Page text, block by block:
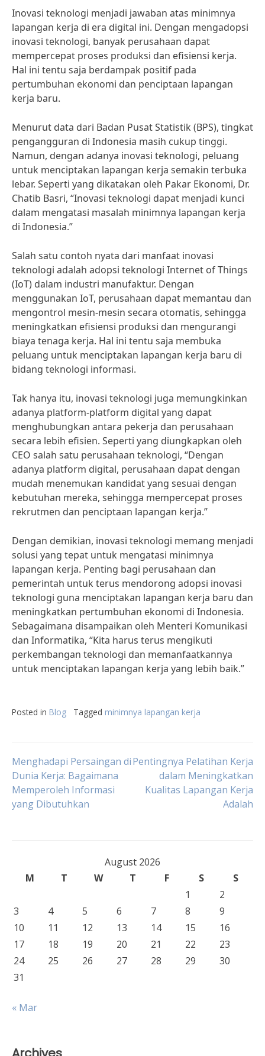
Inovasi teknologi menjadi jawaban atas minimnya
lapangan kerja di era digital ini. Dengan mengadopsi
inovasi teknologi, banyak perusahaan dapat
mempercepat proses produksi dan efisiensi kerja.
Hal ini tentu saja berdampak positif pada
pertumbuhan ekonomi dan penciptaan lapangan
kerja baru.
Menurut data dari Badan Pusat Statistik (BPS), tingkat
pengangguran di Indonesia masih cukup tinggi.
Namun, dengan adanya inovasi teknologi, peluang
untuk menciptakan lapangan kerja semakin terbuka
lebar. Seperti yang dikatakan oleh Pakar Ekonomi, Dr.
Chatib Basri, “Inovasi teknologi dapat menjadi kunci
dalam mengatasi masalah minimnya lapangan kerja
di Indonesia.”
Salah satu contoh nyata dari manfaat inovasi
teknologi adalah adopsi teknologi Internet of Things
(IoT) dalam industri manufaktur. Dengan
menggunakan IoT, perusahaan dapat memantau dan
mengontrol mesin-mesin secara otomatis, sehingga
meningkatkan efisiensi produksi dan mengurangi
biaya tenaga kerja. Hal ini tentu saja membuka
peluang untuk menciptakan lapangan kerja baru di
bidang teknologi informasi.
Tak hanya itu, inovasi teknologi juga memungkinkan
adanya platform-platform digital yang dapat
menghubungkan antara pekerja dan perusahaan
secara lebih efisien. Seperti yang diungkapkan oleh
CEO salah satu perusahaan teknologi, “Dengan
adanya platform digital, perusahaan dapat dengan
mudah menemukan kandidat yang sesuai dengan
kebutuhan mereka, sehingga mempercepat proses
rekrutmen dan penciptaan lapangan kerja.”
Dengan demikian, inovasi teknologi memang menjadi
solusi yang tepat untuk mengatasi minimnya
lapangan kerja. Penting bagi perusahaan dan
pemerintah untuk terus mendorong adopsi inovasi
teknologi guna menciptakan lapangan kerja baru dan
meningkatkan pertumbuhan ekonomi di Indonesia.
Sebagaimana disampaikan oleh Menteri Komunikasi
dan Informatika, “Kita harus terus mengikuti
perkembangan teknologi dan memanfaatkannya
untuk menciptakan lapangan kerja yang lebih baik.”
Posted in Blog Tagged minimnya lapangan kerja
Post
navigation
Menghadapi Persaingan di
Dunia Kerja: Bagaimana
Memperoleh Informasi
yang Dibutuhkan
Pentingnya Pelatihan Kerja
dalam Meningkatkan
Kualitas Lapangan Kerja
Adalah
August 2026
M
T W T F S
S
1
2
3
4 5 6 7 8
9
10
11 12 13 14 15
16
17
18 19 20 21 22
23
24
25 26 27 28 29
30
31
« Mar